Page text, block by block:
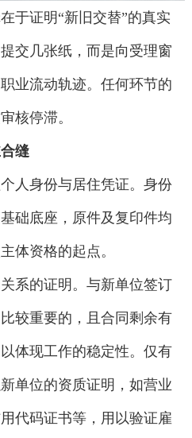
证明“新旧交替”的真实
交几张纸，而是向受理窗
业流动轨迹。任何环节的
核停滞。
缝
身份与居住凭证。身份
础底座，原件及复印件均
体资格的起点。
的证明。与新单位签订
较重要的，且合同剩余有
体现工作的稳定性。仅有
单位的资质证明，如营业
代码证书等，用以验证雇